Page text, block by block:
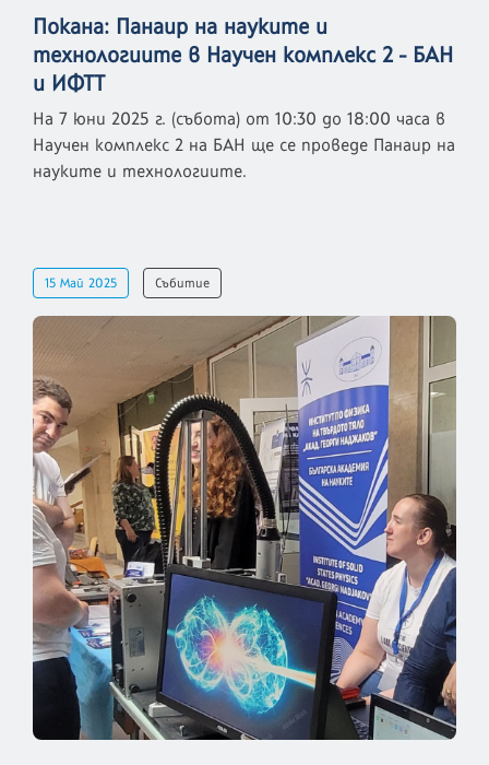
Покана: Панаир на науките и
технологиите в Научен комплекс 2 - БАН
и ИФТТ
На 7 юни 2025 г. (събота) от 10:30 до 18:00 часа в
Научен комплекс 2 на БАН ще се проведе Панаир на
науките и технологиите.
15 Май 2025 Събитие